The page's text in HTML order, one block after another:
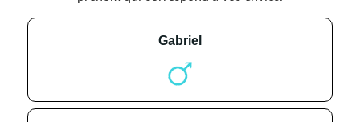
gabriel